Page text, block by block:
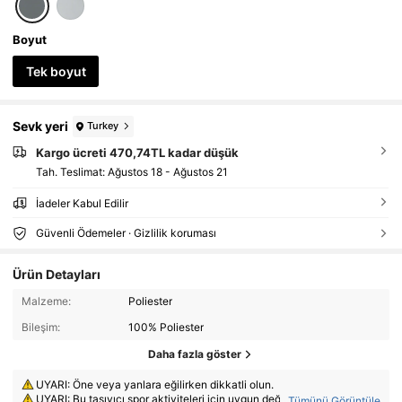
Boyut
Tek boyut
Sevk yeri Turkey
Kargo ücreti 470,74TL kadar düşük
Tah. Teslimat: Ağustos 18 - Ağustos 21
İadeler Kabul Edilir
Güvenli Ödemeler · Gizlilik koruması
Ürün Detayları
Malzeme:
Poliester
Bileşim:
100% Poliester
Daha fazla göster
UYARI: Öne veya yanlara eğilirken dikkatli olun.
UYARI: Bu taşıyıcı spor aktiviteleri için uygun değildir.